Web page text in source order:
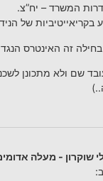
המשרד – יח”צ.
של
זה האינטרס
שם ולא מתכונן
שוקרון - מעלה